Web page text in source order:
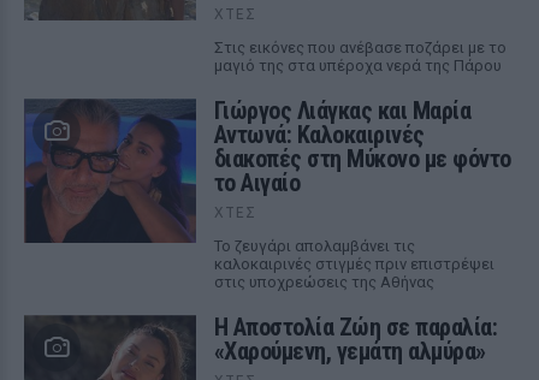
ΧΤΕΣ
Στις εικόνες που ανέβασε ποζάρει με το
μαγιό της στα υπέροχα νερά της Πάρου
Γιώργος Λιάγκας και Μαρία
Αντωνά: Καλοκαιρινές
διακοπές στη Μύκονο με φόντο
το Αιγαίο
ΧΤΕΣ
Το ζευγάρι απολαμβάνει τις
καλοκαιρινές στιγμές πριν επιστρέψει
στις υποχρεώσεις της Αθήνας
Η Αποστολία Ζώη σε παραλία:
«Χαρούμενη, γεμάτη αλμύρα»